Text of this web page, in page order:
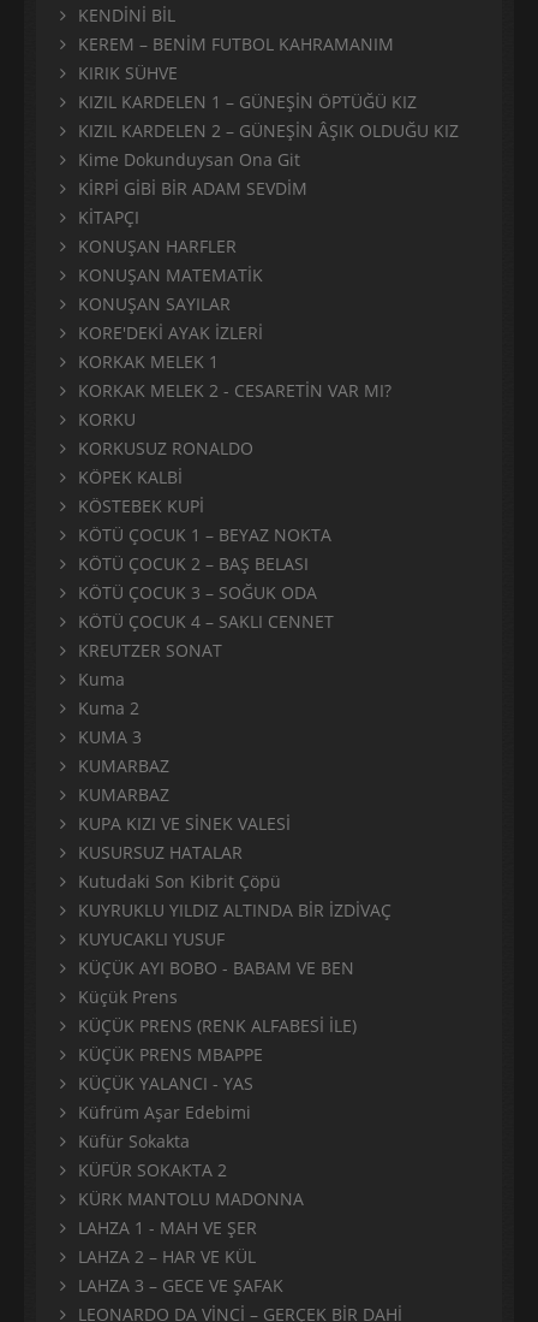
KENDİNİ BİL
KEREM – BENİM FUTBOL KAHRAMANIM
KIRIK SÜHVE
KIZIL KARDELEN 1 – GÜNEŞİN ÖPTÜĞÜ KIZ
KIZIL KARDELEN 2 – GÜNEŞİN ÂŞIK OLDUĞU KIZ
Kime Dokunduysan Ona Git
KİRPİ GİBİ BİR ADAM SEVDİM
KİTAPÇI
KONUŞAN HARFLER
KONUŞAN MATEMATİK
KONUŞAN SAYILAR
KORE'DEKİ AYAK İZLERİ
KORKAK MELEK 1
KORKAK MELEK 2 - CESARETİN VAR MI?
KORKU
KORKUSUZ RONALDO
KÖPEK KALBİ
KÖSTEBEK KUPİ
KÖTÜ ÇOCUK 1 – BEYAZ NOKTA
KÖTÜ ÇOCUK 2 – BAŞ BELASI
KÖTÜ ÇOCUK 3 – SOĞUK ODA
KÖTÜ ÇOCUK 4 – SAKLI CENNET
KREUTZER SONAT
Kuma
Kuma 2
KUMA 3
KUMARBAZ
KUMARBAZ
KUPA KIZI VE SİNEK VALESİ
KUSURSUZ HATALAR
Kutudaki Son Kibrit Çöpü
KUYRUKLU YILDIZ ALTINDA BİR İZDİVAÇ
KUYUCAKLI YUSUF
KÜÇÜK AYI BOBO - BABAM VE BEN
Küçük Prens
KÜÇÜK PRENS (RENK ALFABESİ İLE)
KÜÇÜK PRENS MBAPPE
KÜÇÜK YALANCI - YAS
Küfrüm Aşar Edebimi
Küfür Sokakta
KÜFÜR SOKAKTA 2
KÜRK MANTOLU MADONNA
LAHZA 1 - MAH VE ŞER
LAHZA 2 – HAR VE KÜL
LAHZA 3 – GECE VE ŞAFAK
LEONARDO DA VİNCİ – GERÇEK BİR DAHİ